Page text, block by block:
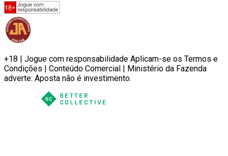
+18 | Jogue com responsabilidade Aplicam-se os Termos e
Condições | Conteúdo Comercial | Ministério da Fazenda
adverte: Aposta não é investimento.